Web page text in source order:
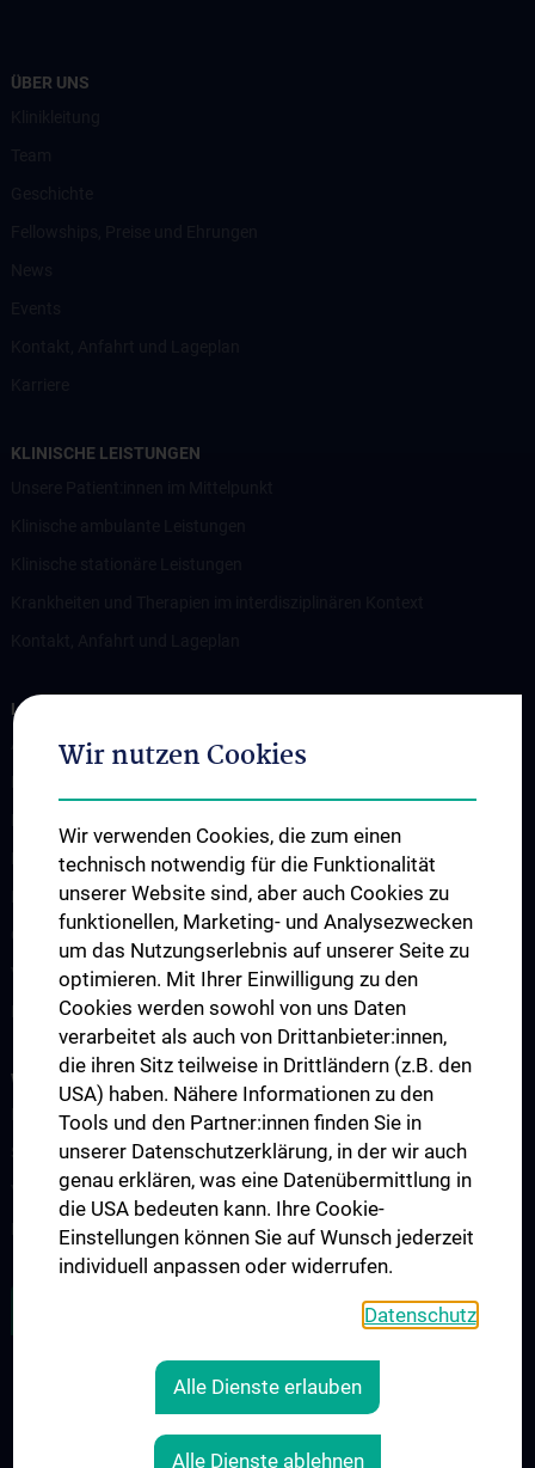
ÜBER UNS
KLINISCHE LEISTUNGEN
LEHRE UND AUSBILDUNG
Ausbildung von Studierenden
Famulaturen und Praktika
KPJ – Tertial „B“ und „C“
Observership
Visiting Professor
Kontakt, Anfahrt und Lageplan
WISSENSCHAFT UND FORSCHUNG
Forschungsgruppen
Symposien, Tagungen und Workshops
Vergangene Events
Forschungsevaluierung und Publikationen
Wir nutzen Cookies
Wir verwenden Cookies, die zum einen
technisch notwendig für die Funktionalität
unserer Website sind, aber auch Cookies zu
funktionellen, Marketing- und Analysezwecken
um das Nutzungserlebnis auf unserer Seite zu
optimieren. Mit Ihrer Einwilligung zu den
Cookies werden sowohl von uns Daten
verarbeitet als auch von Drittanbieter:innen,
die ihren Sitz teilweise in Drittländern (z.B. den
USA) haben. Nähere Informationen zu den
Tools und den Partner:innen finden Sie in
unserer Datenschutzerklärung, in der wir auch
genau erklären, was eine Datenübermittlung in
die USA bedeuten kann. Ihre Cookie-
Einstellungen können Sie auf Wunsch jederzeit
individuell anpassen oder widerrufen.
Datenschutz
Alle Dienste erlauben
Alle Dienste ablehnen